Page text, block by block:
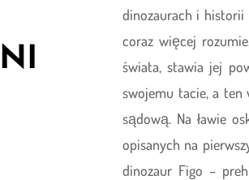
dinozaurach i
coraz więcej
świata, stawia jej
swojemu tacie, a ten
sądową. Na ławie
opisanych na
dinozaur Figo –